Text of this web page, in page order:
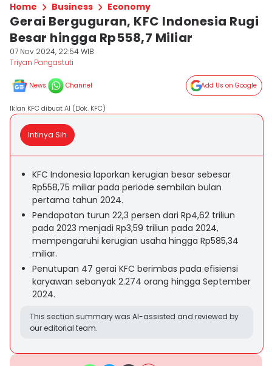
Home Business Economy
Gerai Berguguran, KFC Indonesia Rugi
Besar hingga Rp558,7 Miliar
07 Nov 2024, 22:54 WIB
Triyan Pangastuti
News Channel Add Us on Google
Iklan KFC dibuat AI (Dok. KFC)
Intinya Sih
KFC Indonesia laporkan kerugian besar sebesar
Rp558,75 miliar pada periode sembilan bulan
pertama tahun 2024.
Pendapatan turun 22,3 persen dari Rp4,62 triliun
pada 2023 menjadi Rp3,59 triliun pada 2024,
mempengaruhi kerugian usaha hingga Rp585,34
miliar.
Penutupan 47 gerai KFC berimbas pada efisiensi
karyawan sebanyak 2.274 orang hingga September
2024.
This section summary was AI-assisted and reviewed by
our editorial team.